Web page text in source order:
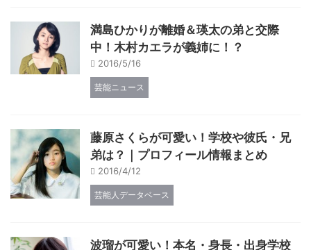
満島ひかりが離婚＆瑛太の弟と交際
中！木村カエラが義姉に！？
2016/5/16
芸能ニュース
藤原さくらが可愛い！学校や彼氏・兄
弟は？｜プロフィール情報まとめ
2016/4/12
芸能人データベース
波瑠が可愛い！本名・身長・出身学校